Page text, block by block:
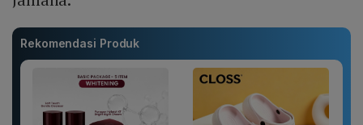
Rekomendasi Produk